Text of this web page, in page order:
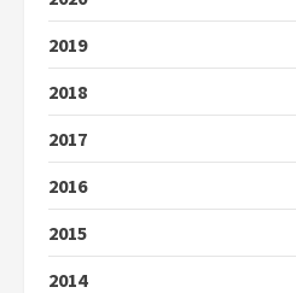
2019
2018
2017
2016
2015
2014